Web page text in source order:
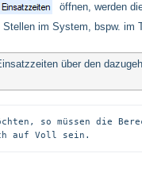
öffnen, werden
Stellen im System, bspw. im
über den
so müssen die
auf Voll sein.